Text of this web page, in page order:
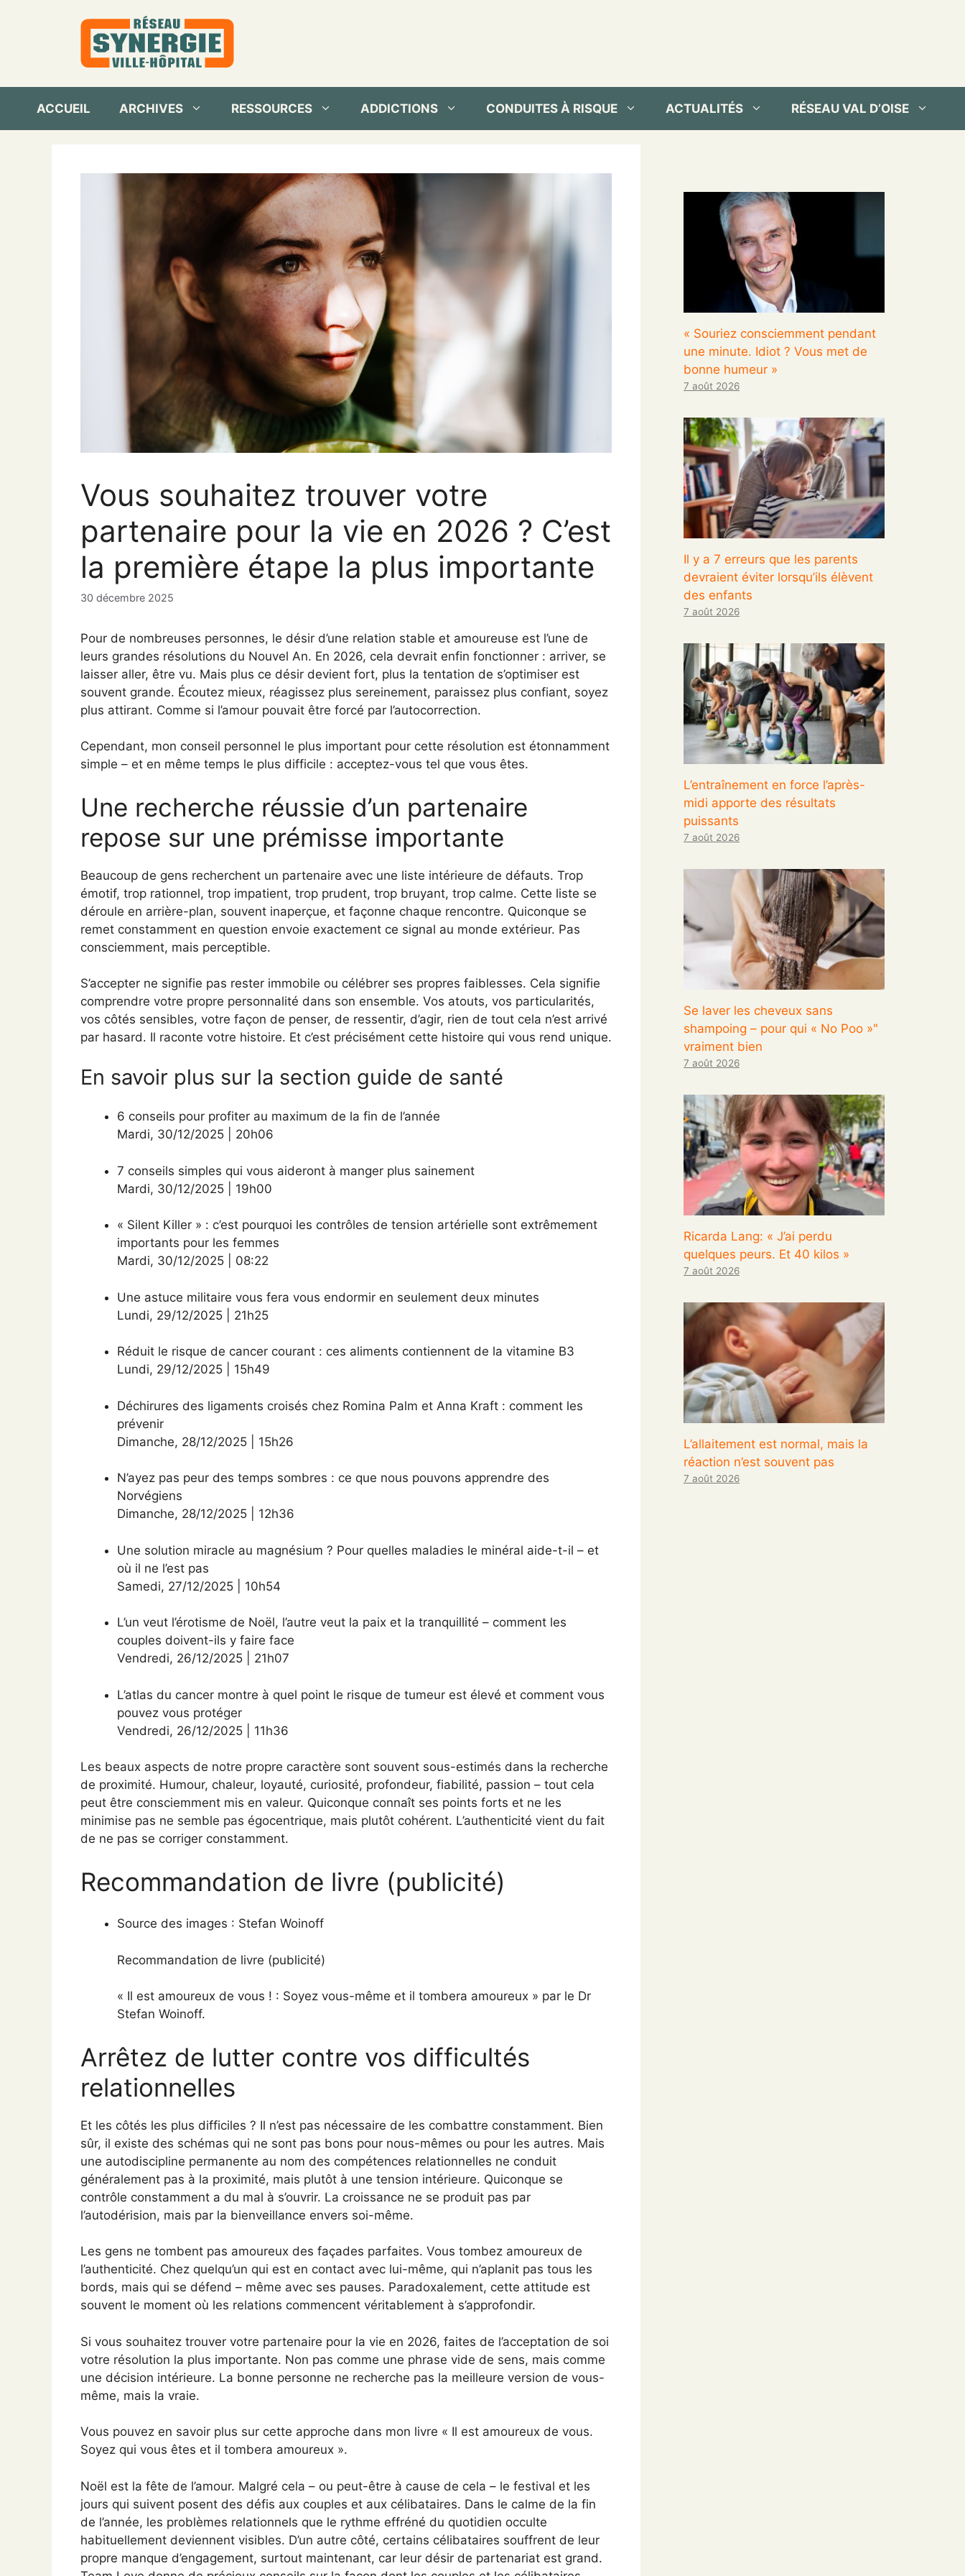
ACCUEIL ARCHIVES RESSOURCES ADDICTIONS CONDUITES À RISQUE ACTUALITÉS RÉSEAU VAL D’OISE
Vous souhaitez trouver votre
partenaire pour la vie en 2026 ? C’est
la première étape la plus importante
30 décembre 2025
Pour de nombreuses personnes, le désir d’une relation stable et amoureuse est l’une de
leurs grandes résolutions du Nouvel An. En 2026, cela devrait enfin fonctionner : arriver, se
laisser aller, être vu. Mais plus ce désir devient fort, plus la tentation de s’optimiser est
souvent grande. Écoutez mieux, réagissez plus sereinement, paraissez plus confiant, soyez
plus attirant. Comme si l’amour pouvait être forcé par l’autocorrection.
Cependant, mon conseil personnel le plus important pour cette résolution est étonnamment
simple – et en même temps le plus difficile : acceptez-vous tel que vous êtes.
Une recherche réussie d’un partenaire
repose sur une prémisse importante
Beaucoup de gens recherchent un partenaire avec une liste intérieure de défauts. Trop
émotif, trop rationnel, trop impatient, trop prudent, trop bruyant, trop calme. Cette liste se
déroule en arrière-plan, souvent inaperçue, et façonne chaque rencontre. Quiconque se
remet constamment en question envoie exactement ce signal au monde extérieur. Pas
consciemment, mais perceptible.
S’accepter ne signifie pas rester immobile ou célébrer ses propres faiblesses. Cela signifie
comprendre votre propre personnalité dans son ensemble. Vos atouts, vos particularités,
vos côtés sensibles, votre façon de penser, de ressentir, d’agir, rien de tout cela n’est arrivé
par hasard. Il raconte votre histoire. Et c’est précisément cette histoire qui vous rend unique.
En savoir plus sur la section guide de santé
6 conseils pour profiter au maximum de la fin de l’année
Mardi, 30/12/2025 20h06
7 conseils simples qui vous aideront à manger plus sainement
Mardi, 30/12/2025 19h00
« Silent Killer » : c’est pourquoi les contrôles de tension artérielle sont extrêmement
importants pour les femmes
Mardi, 30/12/2025 08:22
Une astuce militaire vous fera vous endormir en seulement deux minutes
Lundi, 29/12/2025 21h25
Réduit le risque de cancer courant : ces aliments contiennent de la vitamine B3
Lundi, 29/12/2025 15h49
Déchirures des ligaments croisés chez Romina Palm et Anna Kraft : comment les
prévenir
Dimanche, 28/12/2025 15h26
N’ayez pas peur des temps sombres : ce que nous pouvons apprendre des
Norvégiens
Dimanche, 28/12/2025 12h36
Une solution miracle au magnésium ? Pour quelles maladies le minéral aide-t-il – et
où il ne l’est pas
Samedi, 27/12/2025 10h54
L’un veut l’érotisme de Noël, l’autre veut la paix et la tranquillité – comment les
couples doivent-ils y faire face
Vendredi, 26/12/2025 21h07
L’atlas du cancer montre à quel point le risque de tumeur est élevé et comment vous
pouvez vous protéger
Vendredi, 26/12/2025 11h36
Les beaux aspects de notre propre caractère sont souvent sous-estimés dans la recherche
de proximité. Humour, chaleur, loyauté, curiosité, profondeur, fiabilité, passion – tout cela
peut être consciemment mis en valeur. Quiconque connaît ses points forts et ne les
minimise pas ne semble pas égocentrique, mais plutôt cohérent. L’authenticité vient du fait
de ne pas se corriger constamment.
Recommandation de livre (publicité)
Source des images : Stefan Woinoff
Recommandation de livre (publicité)
« Il est amoureux de vous ! : Soyez vous-même et il tombera amoureux » par le Dr
Stefan Woinoff.
Arrêtez de lutter contre vos difficultés
relationnelles
Et les côtés les plus difficiles ? Il n’est pas nécessaire de les combattre constamment. Bien
sûr, il existe des schémas qui ne sont pas bons pour nous-mêmes ou pour les autres. Mais
une autodiscipline permanente au nom des compétences relationnelles ne conduit
généralement pas à la proximité, mais plutôt à une tension intérieure. Quiconque se
contrôle constamment a du mal à s’ouvrir. La croissance ne se produit pas par
l’autodérision, mais par la bienveillance envers soi-même.
Les gens ne tombent pas amoureux des façades parfaites. Vous tombez amoureux de
l’authenticité. Chez quelqu’un qui est en contact avec lui-même, qui n’aplanit pas tous les
bords, mais qui se défend – même avec ses pauses. Paradoxalement, cette attitude est
souvent le moment où les relations commencent véritablement à s’approfondir.
Si vous souhaitez trouver votre partenaire pour la vie en 2026, faites de l’acceptation de soi
votre résolution la plus importante. Non pas comme une phrase vide de sens, mais comme
une décision intérieure. La bonne personne ne recherche pas la meilleure version de vous-
même, mais la vraie.
Vous pouvez en savoir plus sur cette approche dans mon livre « Il est amoureux de vous.
Soyez qui vous êtes et il tombera amoureux ».
Noël est la fête de l’amour. Malgré cela – ou peut-être à cause de cela – le festival et les
jours qui suivent posent des défis aux couples et aux célibataires. Dans le calme de la fin
de l’année, les problèmes relationnels que le rythme effréné du quotidien occulte
habituellement deviennent visibles. D’un autre côté, certains célibataires souffrent de leur
propre manque d’engagement, surtout maintenant, car leur désir de partenariat est grand.
« Souriez consciemment pendant
une minute. Idiot ? Vous met de
bonne humeur »
7 août 2026
Il y a 7 erreurs que les parents
devraient éviter lorsqu’ils élèvent
des enfants
7 août 2026
L’entraînement en force l’après-
midi apporte des résultats
puissants
7 août 2026
Se laver les cheveux sans
shampoing – pour qui « No Poo »"
vraiment bien
7 août 2026
Ricarda Lang: « J’ai perdu
quelques peurs. Et 40 kilos »
7 août 2026
L’allaitement est normal, mais la
réaction n’est souvent pas
7 août 2026